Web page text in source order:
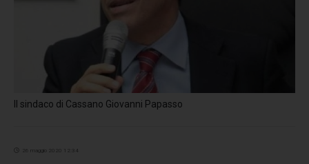
Il sindaco di Cassano Giovanni Papasso
26 maggio 2020 12:34